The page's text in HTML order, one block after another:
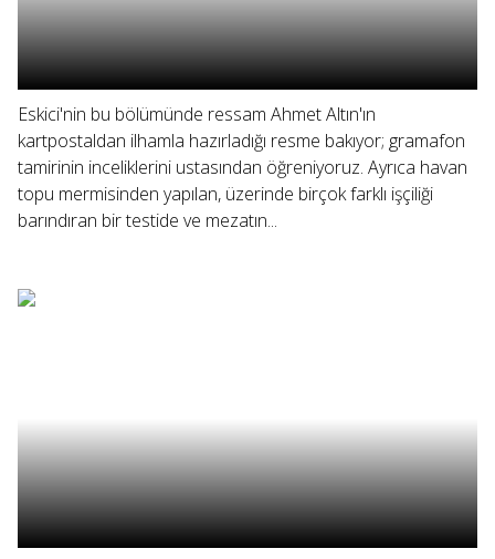
Eskici'nin bu bölümünde ressam Ahmet Altın'ın
kartpostaldan ilhamla hazırladığı resme bakıyor; gramafon
tamirinin inceliklerini ustasından öğreniyoruz. Ayrıca havan
topu mermisinden yapılan, üzerinde birçok farklı işçiliği
barındıran bir testide ve mezatın...